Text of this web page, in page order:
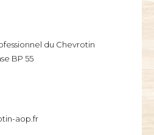
du Chevrotin
BP 55
aop.fr